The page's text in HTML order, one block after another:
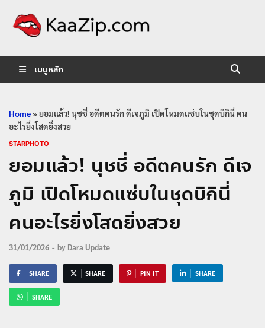
เมนูหลัก
Home»ยอมแล้ว! นุชชี่ อดีตคนรัก ดีเจภูมิ เปิดโหมดแซ่บในชุดบิกินี่ คน
อะไรยิ่งโสดยิ่งสวย
STARPHOTO
ยอมแล้ว! นุชชี่ อดีตคนรัก ดีเจ
ภูมิ เปิดโหมดแซ่บในชุดบิกินี่
คนอะไรยิ่งโสดยิ่งสวย
31/01/2026 - by Dara Update
SHARE SHARE PIN IT SHARE
SHARE